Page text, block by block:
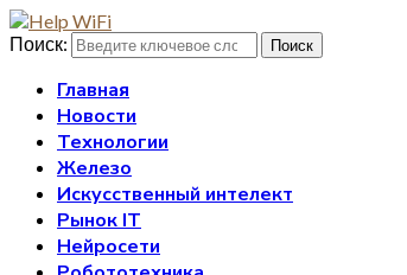
Поиск: Поиск
Главная
Новости
Технологии
Железо
Искусственный интелект
Рынок IT
Нейросети